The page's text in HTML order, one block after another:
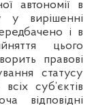
автономії в
у вирішенні
і в
цього
правові
статусу
суб’єктів
відповідні